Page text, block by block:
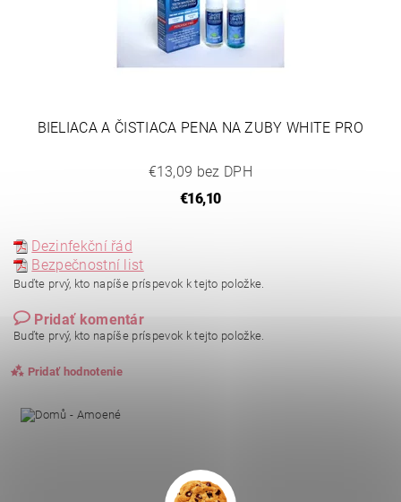
BIELIACA A ČISTIACA PENA NA ZUBY WHITE PRO
€13,09 bez DPH
€16,10
Dezinfekční řád
Bezpečnostní list
Buďte prvý, kto napíše príspevok k tejto položke.
Pridať komentár
Buďte prvý, kto napíše príspevok k tejto položke.
Pridať hodnotenie